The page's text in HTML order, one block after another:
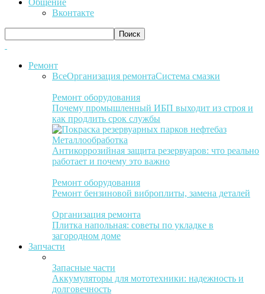
Общение
Вконтакте
Ремонт
ВсеОрганизация ремонтаСистема смазки
Ремонт оборудования
Почему промышленный ИБП выходит из строя и
как продлить срок службы
Металлообработка
Антикоррозийная защита резервуаров: что реально
работает и почему это важно
Ремонт оборудования
Ремонт бензиновой виброплиты, замена деталей
Организация ремонта
Плитка напольная: советы по укладке в
загородном доме
Запчасти
Запасные части
Аккумуляторы для мототехники: надежность и
долговечность